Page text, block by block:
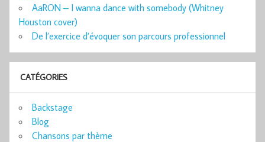
AaRON – I wanna dance with somebody (Whitney
Houston cover)
De l’exercice d’évoquer son parcours professionnel
CATÉGORIES
Backstage
Blog
Chansons par thème